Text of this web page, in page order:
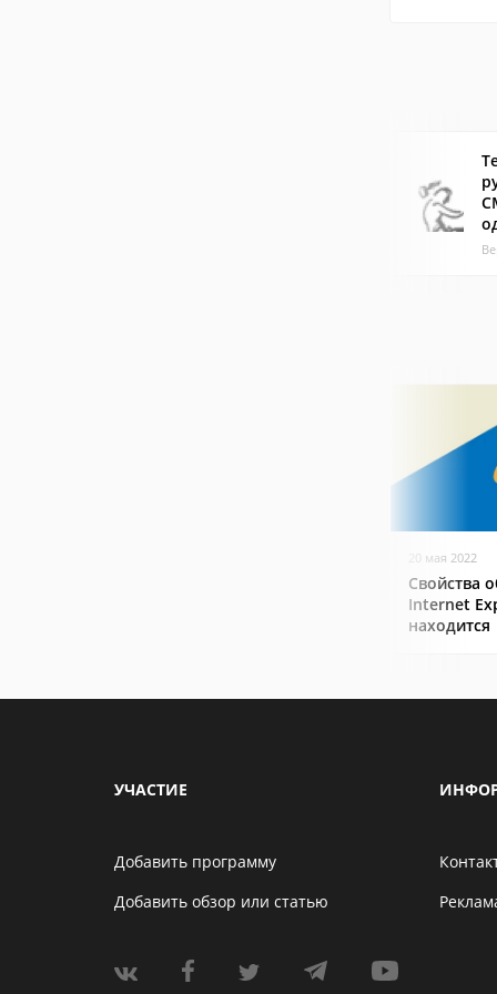
20 мая 2022
Свойства
Internet
находится
УЧАСТИЕ
Добавить программу
Добавить обзор или статью